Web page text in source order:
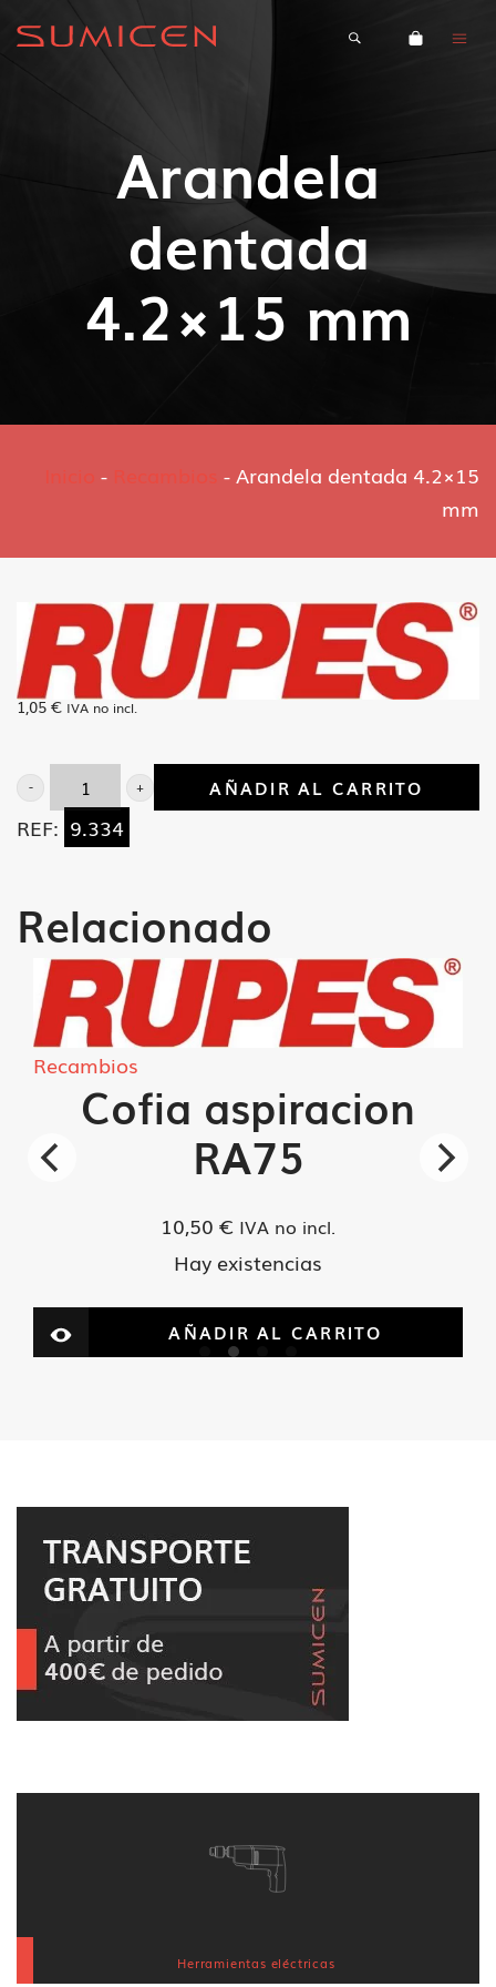
Arandela
dentada
4.2×15 mm
- - Arandela dentada 4.2×15
mm
1,05 € IVA no incl.
Arandela
dentada
cantidad
AÑADIR AL CARRITO
REF: 9.334
Relacionado
Recambios
Cofia aspiracion
RA75
10,50 € IVA no incl.
Hay existencias
AÑADIR AL CARRITO
Herramientas eléctricas